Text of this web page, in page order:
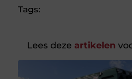
Tags:
Lees deze artikelen